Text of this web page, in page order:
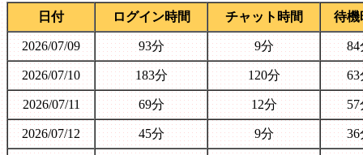
日付 ログイン時間 チャット時間 待機
2026/07/09 93分 9分 84
2026/07/10 183分 120分 63
2026/07/11 69分 12分 57
2026/07/12 45分 9分 36